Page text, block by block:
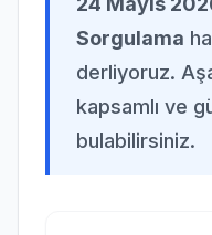
Sorgulama
derliyoruz.
kapsamlı ve
bulabilirsiniz.